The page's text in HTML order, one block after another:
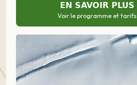
EN SAVOIR PLUS
Voir le programme et tarifs